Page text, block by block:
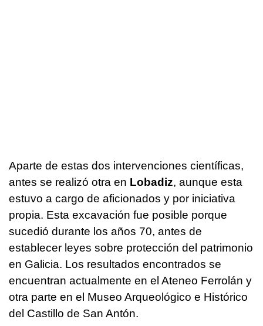
Aparte de estas dos intervenciones científicas,
antes se realizó otra en Lobadiz, aunque esta
estuvo a cargo de aficionados y por iniciativa
propia. Esta excavación fue posible porque
sucedió durante los años 70, antes de
establecer leyes sobre protección del patrimonio
en Galicia. Los resultados encontrados se
encuentran actualmente en el Ateneo Ferrolán y
otra parte en el Museo Arqueológico e Histórico
del Castillo de San Antón.